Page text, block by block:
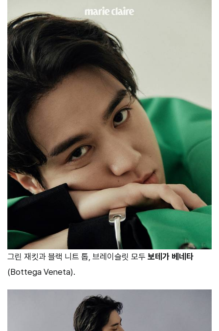
그린 재킷과 블랙 니트 톱, 브레이슬릿 모두 보테가 베네타
(Bottega Veneta).